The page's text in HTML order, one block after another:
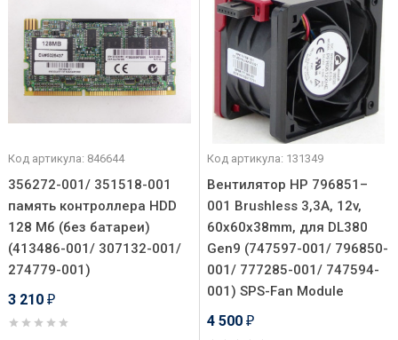
Код артикула: 846644
356272-001/ 351518-001
память контроллера HDD
128 Мб (без батареи)
(413486-001/ 307132-001/
274779-001)
3 210 ₽
Код артикула: 131349
Вентилятор HP 796851–
001 Brushless 3,3A, 12v,
60x60x38mm, для DL380
Gen9 (747597-001/ 796850-
001/ 777285-001/ 747594-
001) SPS-Fan Module
4 500 ₽